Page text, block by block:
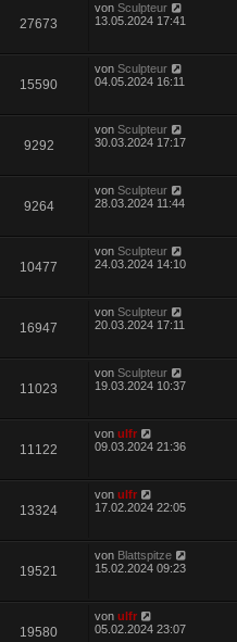
27673
von Sculpteur
13.05.2024 17:41
15590
von Sculpteur
04.05.2024 16:11
9292
von Sculpteur
30.03.2024 17:17
9264
von Sculpteur
28.03.2024 11:44
10477
von Sculpteur
24.03.2024 14:10
16947
von Sculpteur
20.03.2024 17:11
11023
von Sculpteur
19.03.2024 10:37
11122
von ulfr
09.03.2024 21:36
13324
von ulfr
17.02.2024 22:05
19521
von Blattspitze
15.02.2024 09:23
19580
von ulfr
05.02.2024 23:07